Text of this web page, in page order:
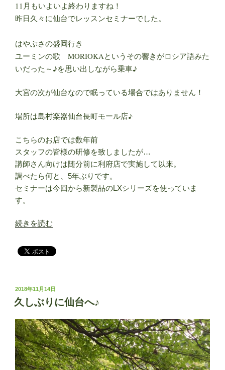
11月もいよいよ終わりますね！
昨日久々に仙台でレッスンセミナーでした。
はやぶさの盛岡行き
ユーミンの歌 MORIOKAというその響きがロシア語みた
いだった～♪を思い出しながら乗車♪
大宮の次が仙台なので眠っている場合ではありません！
場所は島村楽器仙台長町モール店♪
こちらのお店では数年前
スタッフの皆様の研修を致しましたが…
講師さん向けは随分前に利府店で実施して以来。
調べたら何と、5年ぶりです。
セミナーは今回から新製品のLXシリーズを使っていま
す。
“仙
で
ン
セ
ミ
ナ
ー
で
続きを読む
投
稿
日:
2018年11月14日
久しぶりに仙台へ♪